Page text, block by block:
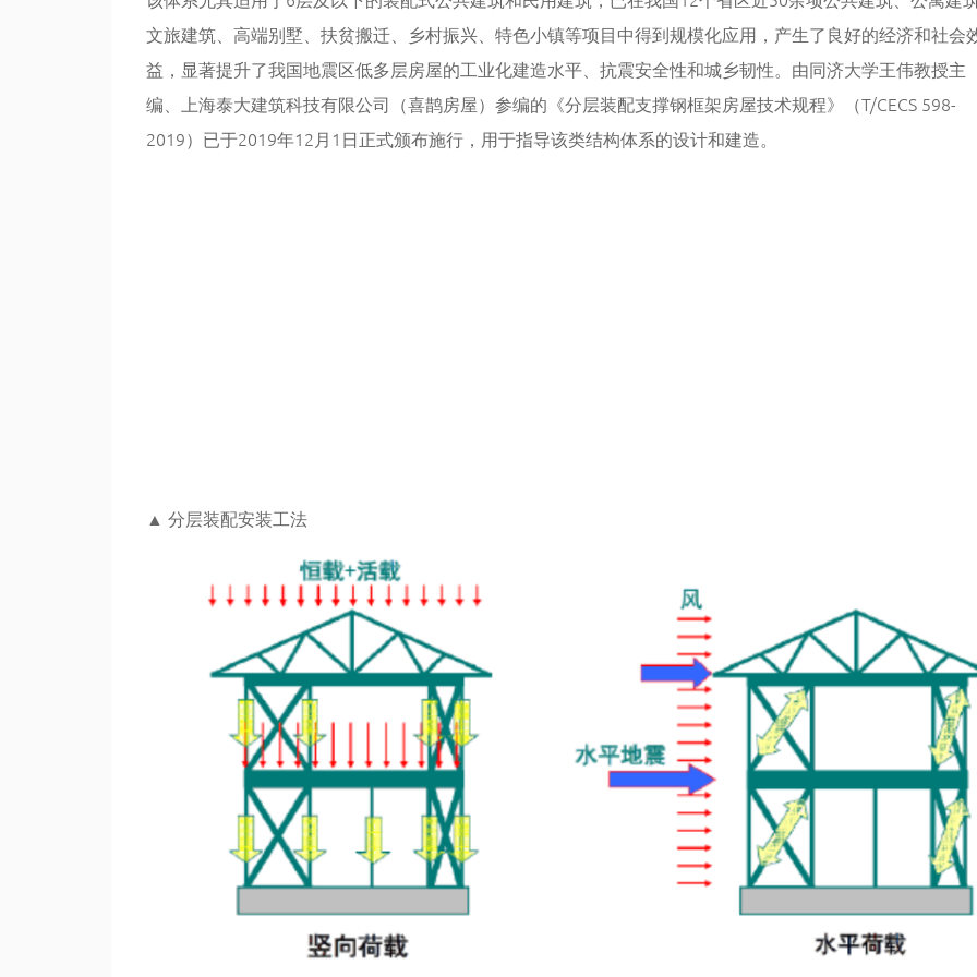
文旅建筑、高端别墅、扶贫搬迁、乡村振兴、特色小镇等项目中得到规模化应用，产生了良好的经济和社会
益，显著提升了我国地震区低多层房屋的工业化建造水平、抗震安全性和城乡韧性。由同济大学王伟教授主
编、上海泰大建筑科技有限公司（喜鹊房屋）参编的《分层装配支撑钢框架房屋技术规程》（T/CECS 598-
2019）已于2019年12月1日正式颁布施行，用于指导该类结构体系的设计和建造。
▲ 分层装配安装工法